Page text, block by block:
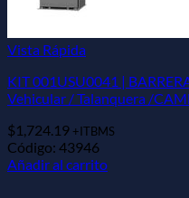
Vista Rápida
KIT 001USU0041 |
Vehicular / Talanquera /
$1,724.19 +ITBMS
Código: 43946
Añadir al carrito